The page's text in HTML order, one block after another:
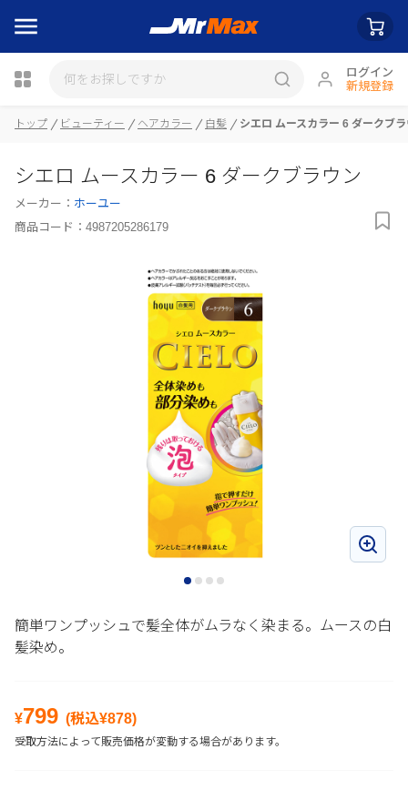
ログイン
新規登録
トップ ビューティー ヘアカラー 白髪 シエロ ムースカラー 6 ダークブ
シエロ ムースカラー 6 ダークブラウン
メーカー： ホーユー
商品コード： 4987205286179
簡単ワンプッシュで髪全体がムラなく染まる。ムースの白
髪染め。
¥799 (税込¥878)
受取方法によって販売価格が変動する場合があります。